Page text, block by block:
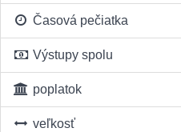
Časová pečiatka
Výstupy spolu
poplatok
veľkosť